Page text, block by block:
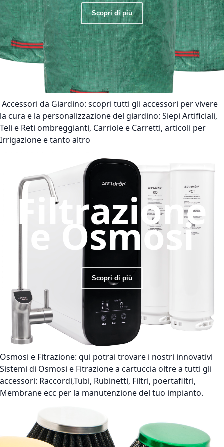
Scopri di più
Accessori da Giardino: scopri tutti gli accessori per vivere
la cura e la personalizzazione del giardino: Siepi Artificiali,
Teli e Reti ombreggianti, Carriole e Carretti, articoli per
Irrigazione e tanto altro
Filtrazione
e Osmosi
Scopri di più
Osmosi e Fitrazione: qui potrai trovare i nostri innovativi
Sistemi di Osmosi e Fitrazione a cartuccia oltre a tutti gli
accessori: Raccordi,Tubi, Rubinetti, Filtri, poertafiltri,
Membrane ecc per la manutenzione del tuo impianto.